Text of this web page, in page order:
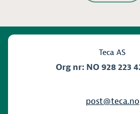
Teca AS
Org nr: NO 928 223
post@teca.no